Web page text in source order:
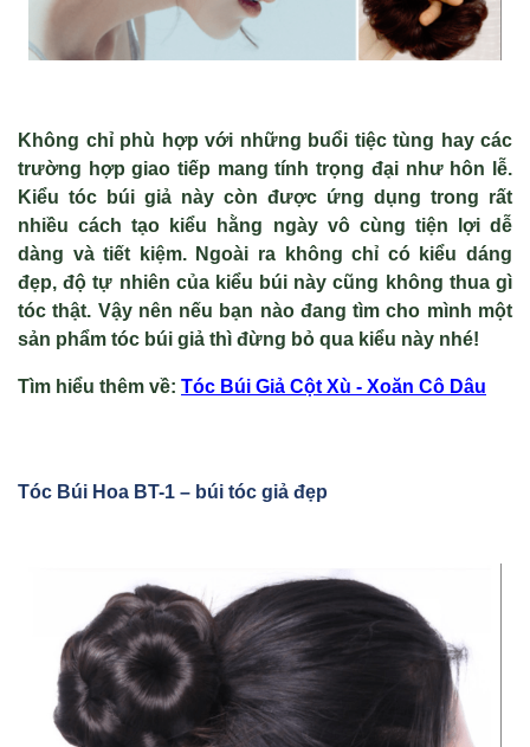
Không chỉ phù hợp với những buổi tiệc tùng hay các
trường hợp giao tiếp mang tính trọng đại như hôn lễ.
Kiểu tóc búi giả này còn được ứng dụng trong rất
nhiều cách tạo kiểu hằng ngày vô cùng tiện lợi dễ
dàng và tiết kiệm. Ngoài ra không chỉ có kiểu dáng
đẹp, độ tự nhiên của kiểu búi này cũng không thua gì
tóc thật. Vậy nên nếu bạn nào đang tìm cho mình một
sản phẩm tóc búi giả thì đừng bỏ qua kiểu này nhé!
Tìm hiểu thêm về: Tóc Búi Giả Cột Xù - Xoăn Cô Dâu
Tóc Búi Hoa BT-1 – búi tóc giả đẹp